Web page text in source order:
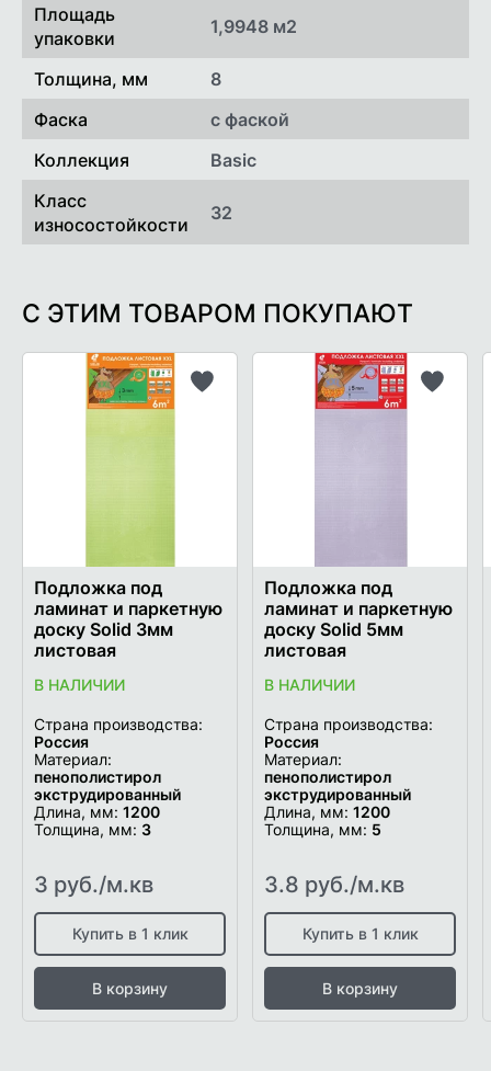
Площадь
упаковки
1,9948 м2
Толщина, мм
8
Фаска
с фаской
Коллекция
Basic
Класс
износостойкости
32
С ЭТИМ ТОВАРОМ ПОКУПАЮТ
Подложка под
ламинат и паркетную
доску Solid 3мм
листовая
В НАЛИЧИИ
Страна производства:
Россия
Материал:
пенополистирол
экструдированный
Длина, мм: 1200
Толщина, мм: 3
3 руб./м.кв
Купить в 1 клик
В корзину
Подложка под
ламинат и паркетную
доску Solid 5мм
листовая
В НАЛИЧИИ
Страна производства:
Россия
Материал:
пенополистирол
экструдированный
Длина, мм: 1200
Толщина, мм: 5
3.8 руб./м.кв
Купить в 1 клик
В корзину